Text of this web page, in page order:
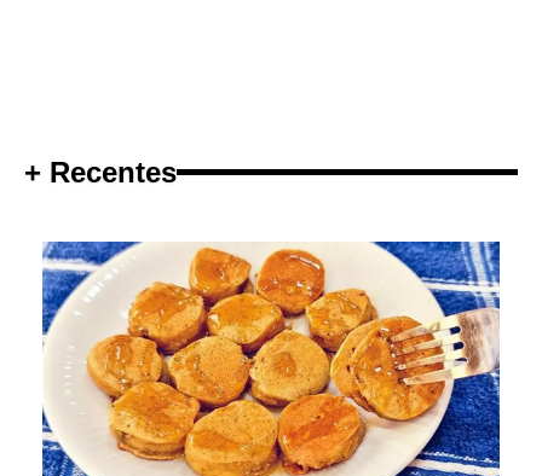
+ Recentes